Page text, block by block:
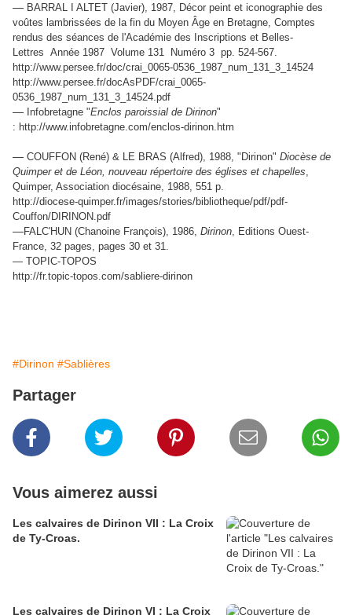
— BARRAL I ALTET (Javier), 1987, Décor peint et iconographie des
voûtes lambrissées de la fin du Moyen Âge en Bretagne, Comptes
rendus des séances de l'Académie des Inscriptions et Belles-
Lettres Année 1987 Volume 131 Numéro 3 pp. 524-567.
http://www.persee.fr/doc/crai_0065-0536_1987_num_131_3_14524
http://www.persee.fr/docAsPDF/crai_0065-
0536_1987_num_131_3_14524.pdf
— Infobretagne "Enclos paroissial de Dirinon"
: http://www.infobretagne.com/enclos-dirinon.htm
— COUFFON (René) & LE BRAS (Alfred), 1988, "Dirinon" Diocèse de
Quimper et de Léon, nouveau répertoire des églises et chapelles,
Quimper, Association diocésaine, 1988, 551 p.
http://diocese-quimper.fr/images/stories/bibliotheque/pdf/pdf-
Couffon/DIRINON.pdf
—FALC'HUN (Chanoine François), 1986, Dirinon, Editions Ouest-
France, 32 pages, pages 30 et 31.
— TOPIC-TOPOS
http://fr.topic-topos.com/sabliere-dirinon
#Dirinon #Sablières
Partager
Vous aimerez aussi
Les calvaires de Dirinon VII : La Croix
de Ty-Croas.
Les calvaires de Dirinon VI : La Croix